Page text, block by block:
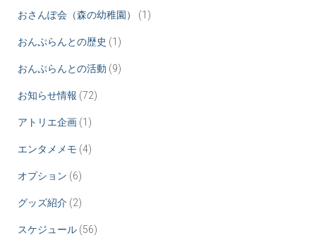
おさんぽ会（森の幼稚園） (1)
おんぷらんとの歴史 (1)
おんぷらんとの活動 (9)
お知らせ情報 (72)
アトリエ企画 (1)
エンタメメモ (4)
オプション (6)
グッズ紹介 (2)
スケジュール (56)